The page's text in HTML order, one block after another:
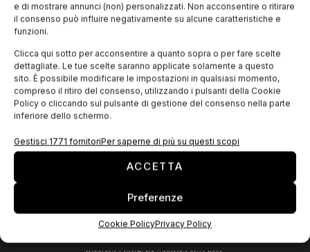
e di mostrare annunci (non) personalizzati. Non acconsentire o ritirare
il consenso può influire negativamente su alcune caratteristiche e
funzioni.
Clicca qui sotto per acconsentire a quanto sopra o per fare scelte
dettagliate. Le tue scelte saranno applicate solamente a questo
sito. È possibile modificare le impostazioni in qualsiasi momento,
compreso il ritiro del consenso, utilizzando i pulsanti della Cookie
Policy o cliccando sul pulsante di gestione del consenso nella parte
inferiore dello schermo.
Gestisci 1771 fornitoriPer saperne di più su questi scopi
ACCETTA
Preferenze
Cookie PolicyPrivacy Policy
EDICOLA WEB
ISCRIVITI ALLA NEWSLETTER